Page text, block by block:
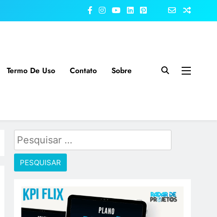
Termo De Uso Contato Sobre